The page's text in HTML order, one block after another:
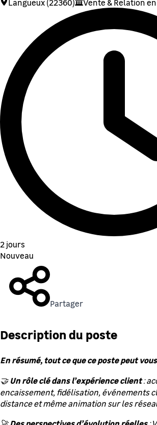
2 jours
Nouveau
Partager
Description du poste
En résumé, tout ce que ce poste peut
🤝Un rôle clé dans l’expérience client:
encaissement, fidélisation, événements
distance et même animation sur les